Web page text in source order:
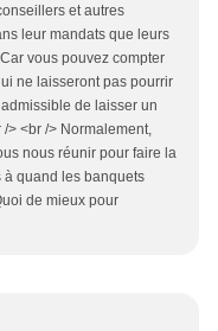
et autres
leur mandats que leurs
vous pouvez compter
ne laisseront pas pourrir
de laisser un
<br /> Normalement,
nous réunir pour faire la
à quand les banquets
de mieux pour